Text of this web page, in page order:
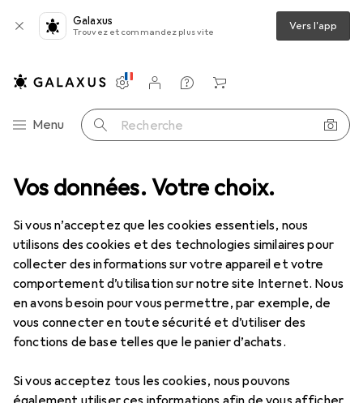
Vos données. Votre choix.
Si vous n’acceptez que les cookies essentiels, nous
utilisons des cookies et des technologies similaires pour
collecter des informations sur votre appareil et votre
comportement d’utilisation sur notre site Internet. Nous
en avons besoin pour vous permettre, par exemple, de
vous connecter en toute sécurité et d’utiliser des
fonctions de base telles que le panier d’achats.
Si vous acceptez tous les cookies, nous pouvons
Galaxus
Trouvez et commandez plus vite Vers l'app
Navigation par catégorie
Menu Recherche
Paramètres
Compte client
Listes de comparaison
Listes d'envies
Panier
de balle : accessoires Best Sporting Pompe à double effet
REMISE QUANTITATIVE
Best Sporting Pompe à double effet
Prix en EUR TVA incl.
EUR
11,99 économisez EUR
2,50